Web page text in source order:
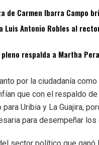
de Carmen Ibarra Campo
Antonio Robles al
respalda a Martha
por la ciudadanía
que con el respaldo
Uribia y La Guajira,
para desempeñar